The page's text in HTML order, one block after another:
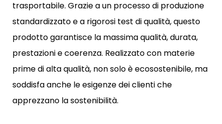
trasportabile. Grazie a un processo di produzione
standardizzato e a rigorosi test di qualità, questo
prodotto garantisce la massima qualità, durata,
prestazioni e coerenza. Realizzato con materie
prime di alta qualità, non solo è ecosostenibile, ma
soddisfa anche le esigenze dei clienti che
apprezzano la sostenibilità.